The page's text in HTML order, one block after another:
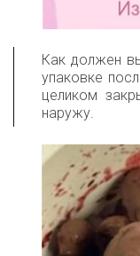
Как должен
упаковке
целиком
наружу.